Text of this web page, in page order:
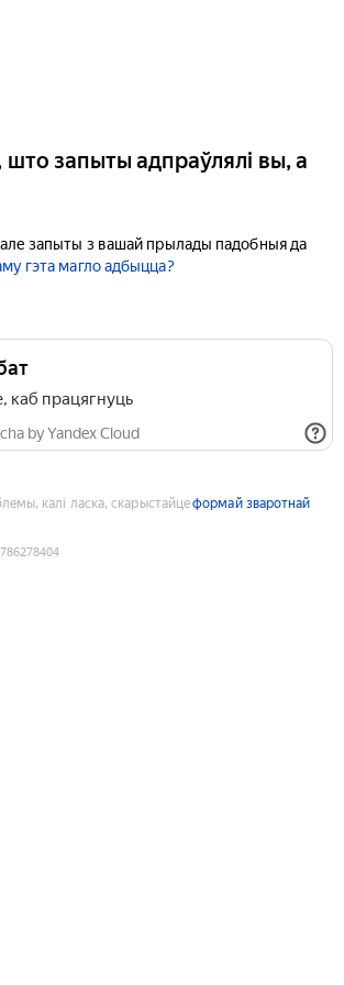
што запыты адпраўлялі вы, а
запыты з вашай прылады падобныя да
гэта магло адбыцца?
каб працягнуць
by Yandex Cloud
калі ласка, скарыстайцеформай зваротнай